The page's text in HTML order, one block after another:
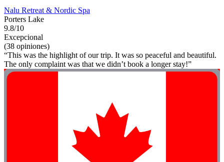
Nalu Retreat & Nordic Spa
Porters Lake
9.8/10
Excepcional
(38 opiniones)
“This was the highlight of our trip. It was so peaceful and beautiful.
The only complaint was that we didn’t book a longer stay!”